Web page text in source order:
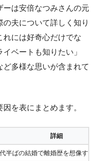
ーは安倍なつみさんの元
夫について詳しく知り
れには好奇心だけでな
ベートも知りたい」
ど多様な思いが含まれて
を表にまとめます。
詳細
半ばの結婚で離婚歴を想像する